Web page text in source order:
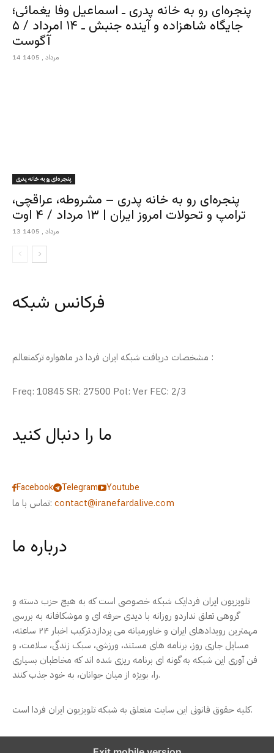
پنجره‌ای رو به خانه پدری ـ اسماعیل وفا یغمائی؛
جایگاه شاهزاده و آینده جنبش ـ ۱۴ امرداد / ۵
آگوست
14 مرداد , 1405
پنجره‌ای رو به خانه پدری
پنجره‌ای رو به خانه پدری – مشروطه، عراقچی،
ترامپ و تحولات امروز ایران | ۱۳ مرداد / ۴ اوت
13 مرداد , 1405
فرکانس شبکه
مشخصات دریافت شبکه ایران فردا در ماهواره ترکمنعالم :
Freq: 10845 SR: 27500 Pol: Ver FEC: 2/3
ما را دنبال کنید
Facebook Telegram
Youtube
تماس با ما: contact@iranefardalive.com
درباره ما
تلویزیون ایران فردایک شبکه خصوصی است که به هیچ حزب دسته و
گروهی تعلق نداردو روزانه با دیدی حرفه ای و موشکافانه به بررسی
مهمترین رویدادهای ایران و خاورمیانه می پردازد.ترکیب اخبار ۲۴ ساعته،
مسایل جاری روز، برنامه های مستند، ورزشی، سبک زندگی، سلامت، و
فن آوری این شبکه به گونه ای برنامه ریزی شده اند که مخاطبان بسیاری
را، بویژه از میان جوانان، به خود جذب کنند.
کلیه حقوق قانونی این سایت متعلق به شبکه تلویزیون ایران فردا است.